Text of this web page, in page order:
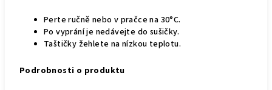
Perte ručně nebo v pračce na 30°C.
Po vyprání je nedávejte do sušičky.
Taštičky žehlete na nízkou teplotu.
Podrobnosti o produktu